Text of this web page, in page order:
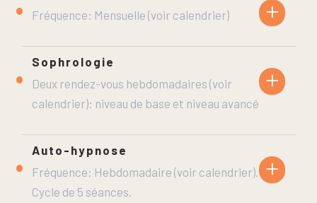
+
Fréquence: Mensuelle (voir calendrier)
+
Sophrologie
Deux rendez-vous hebdomadaires (voir
calendrier): niveau de base et niveau avancé
+
Auto-hypnose
Fréquence: Hebdomadaire (voir calendrier).
Cycle de 5 séances.